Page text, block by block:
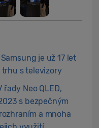
je už 17 let
s televizory
Neo QLED,
s bezpečným
a mnoha